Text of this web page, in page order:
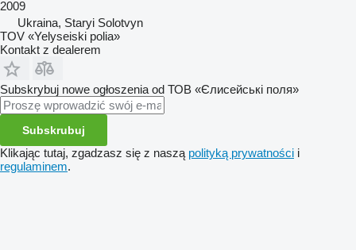
2009
Ukraina, Staryi Solotvyn
TOV «Yelyseiski polia»
Kontakt z dealerem
Subskrybuj nowe ogłoszenia od ТОВ «Єлисейські поля»
Subskrubuj
Klikając tutaj, zgadzasz się z naszą polityką prywatności i
regulaminem.